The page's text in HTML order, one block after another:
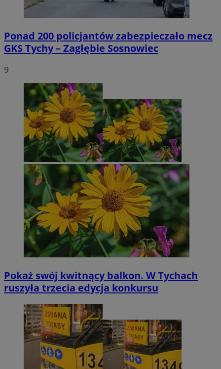
Ponad 200 policjantów zabezpieczało mecz
GKS Tychy – Zagłębie Sosnowiec
9
Pokaż swój kwitnący balkon. W Tychach
ruszyła trzecia edycja konkursu